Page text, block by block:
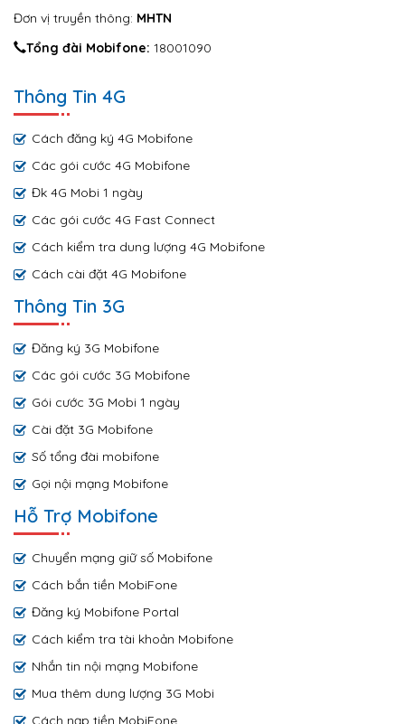
Đơn vị truyền thông: MHTN
Tổng đài Mobifone: 18001090
Thông Tin 4G
Cách đăng ký 4G Mobifone
Các gói cước 4G Mobifone
Đk 4G Mobi 1 ngày
Các gói cước 4G Fast Connect
Cách kiểm tra dung lượng 4G Mobifone
Cách cài đặt 4G Mobifone
Thông Tin 3G
Đăng ký 3G Mobifone
Các gói cước 3G Mobifone
Gói cước 3G Mobi 1 ngày
Cài đặt 3G Mobifone
Số tổng đài mobifone
Gọi nội mạng Mobifone
Hỗ Trợ Mobifone
Chuyển mạng giữ số Mobifone
Cách bắn tiền MobiFone
Đăng ký Mobifone Portal
Cách kiểm tra tài khoản Mobifone
Nhắn tin nội mạng Mobifone
Mua thêm dung lượng 3G Mobi
Cách nạp tiền MobiFone